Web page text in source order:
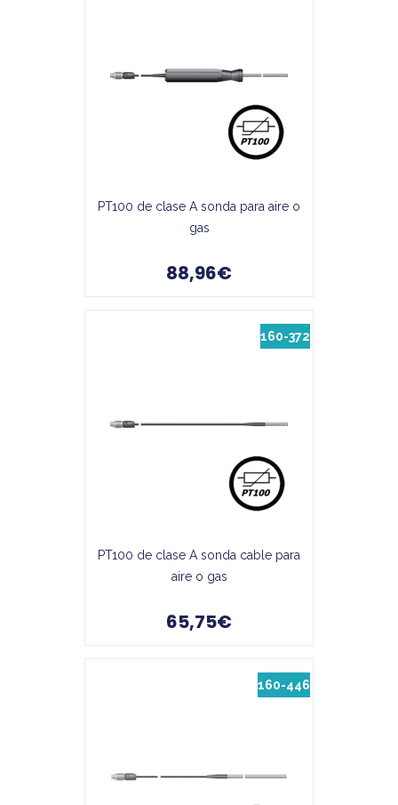
PT100 de clase A sonda para aire o
gas
88,96€
PT100 de clase A sonda cable para
aire o gas
65,75€
160-372
160-446